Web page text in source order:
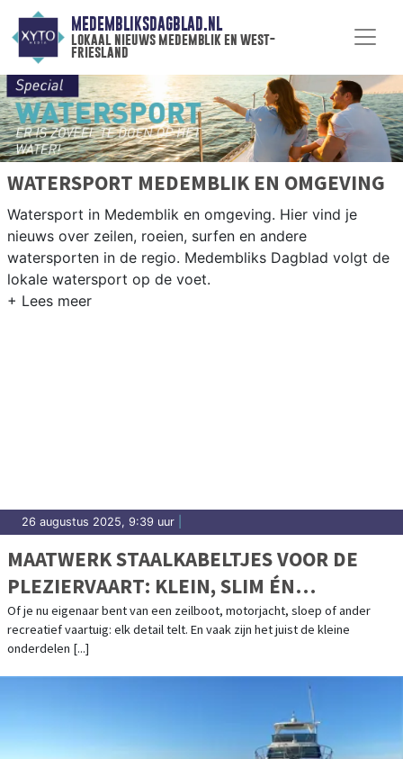
MEDEMBLIKSDAGBLAD.NL
lokaal nieuws medemblik en west-
friesland
WATERSPORT MEDEMBLIK EN OMGEVING
Watersport in Medemblik en omgeving. Hier vind je
nieuws over zeilen, roeien, surfen en andere
watersporten in de regio. Medembliks Dagblad volgt de
lokale watersport op de voet.
26 augustus 2025, 9:39 uur
MAATWERK STAALKABELTJES VOOR DE
PLEZIERVAART: KLEIN, SLIM ÉN
OERSTERK
Of je nu eigenaar bent van een zeilboot, motorjacht, sloep of ander
recreatief vaartuig: elk detail telt. En vaak zijn het juist de kleine
onderdelen [...]